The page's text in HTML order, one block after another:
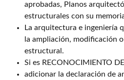
aprobadas, Planos
estructurales con su
La arquitectura e ingeniería
la ampliación, modificación
estructural.
Si es RECONOCIMIENTO
adicionar la declaración de